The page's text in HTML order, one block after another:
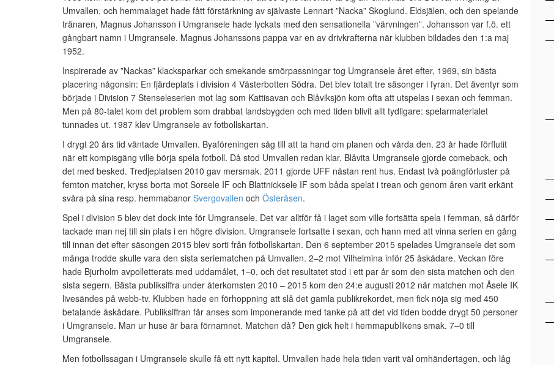
Umvallen, och hemmalaget hade fått förstärkning av självaste Lennart ”Nacka” Skoglund. Eldsjälen, och den spelande
tränaren, Magnus Johansson i Umgransele hade lyckats med den sensationella ”värvningen”. Johansson var f.ö. ett
gångbart namn i Umgransele. Magnus Johanssons pappa var en av drivkrafterna när klubben bildades den 1:a maj
1952.
Inspirerade av ”Nackas” klacksparkar och smekande smörpassningar tog Umgransele året efter, 1969, sin bästa
placering någonsin: En fjärdeplats i division 4 Västerbotten Södra. Det blev totalt tre säsonger i fyran. Det äventyr som
började i Division 7 Stenseleserien mot lag som Kattisavan och Blåviksjön kom ofta att utspelas i sexan och femman.
Men på 80-talet kom det problem som drabbat landsbygden och med tiden blivit allt tydligare: spelarmaterialet
tunnades ut. 1987 klev Umgransele av fotbollskartan.
I drygt 20 års tid väntade Umvallen. Byaföreningen såg till att ta hand om planen och vårda den. 23 år hade förflutit
när ett kompisgäng ville börja spela fotboll. Då stod Umvallen redan klar. Blåvita Umgransele gjorde comeback, och
det med besked. Tredjeplatsen 2010 gav mersmak. 2011 gjorde UFF nästan rent hus. Endast två poängförluster på
femton matcher, kryss borta mot Sorsele IF och Blattnicksele IF som båda spelat i trean och genom åren varit erkänt
svåra på sina resp. hemmabanor Svergovallen och Österåsen.
Spel i division 5 blev det dock inte för Umgransele. Det var alltför få i laget som ville fortsätta spela i femman, så därför
tackade man nej till sin plats i en högre division. Umgransele fortsatte i sexan, och hann med att vinna serien en gång
till innan det efter säsongen 2015 blev sorti från fotbollskartan. Den 6 september 2015 spelades Umgransele det som
många trodde skulle vara den sista seriematchen på Umvallen. 2–2 mot Vilhelmina inför 25 åskådare. Veckan före
hade Bjurholm avpolletterats med uddamålet, 1–0, och det resultatet stod i ett par år som den sista matchen och den
sista segern. Bästa publiksiffra under återkomsten 2010 – 2015 kom den 24:e augusti 2012 när matchen mot Åsele IK
livesändes på webb-tv. Klubben hade en förhoppning att slå det gamla publikrekordet, men fick nöja sig med 450
betalande åskådare. Publiksiffran får anses som imponerande med tanke på att det vid tiden bodde drygt 50 personer
i Umgransele. Man ur huse är bara förnamnet. Matchen då? Den gick helt i hemmapublikens smak. 7–0 till
Umgransele.
Men fotbollssagan i Umgransele skulle få ett nytt kapitel. Umvallen hade hela tiden varit väl omhändertagen, och låg